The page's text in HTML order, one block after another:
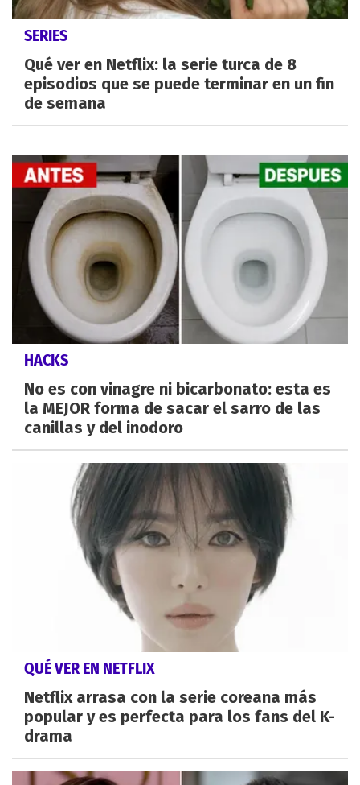
SERIES
Qué ver en Netflix: la serie turca de 8
episodios que se puede terminar en un fin
de semana
HACKS
No es con vinagre ni bicarbonato: esta es
la MEJOR forma de sacar el sarro de las
canillas y del inodoro
QUÉ VER EN NETFLIX
Netflix arrasa con la serie coreana más
popular y es perfecta para los fans del K-
drama